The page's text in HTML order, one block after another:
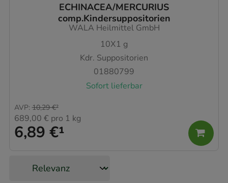
ECHINACEA/MERCURIUS
comp.Kindersuppositorien
WALA Heilmittel GmbH
10X1 g
Kdr. Suppositorien
01880799
Sofort lieferbar
6,89 €¹
AVP: 10,29 €²
689,00 € pro 1 kg